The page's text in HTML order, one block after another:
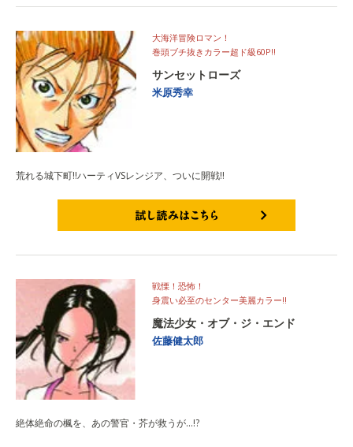
大海洋冒険ロマン！
巻頭ブチ抜きカラー超ド級60P!!
サンセットローズ
米原秀幸
荒れる城下町!!ハーティVSレンジア、ついに開戦!!
戦慄！恐怖！
身震い必至のセンター美麗カラー!!
魔法少女・オブ・ジ・エンド
佐藤健太郎
絶体絶命の楓を、あの警官・芥が救うが…!?